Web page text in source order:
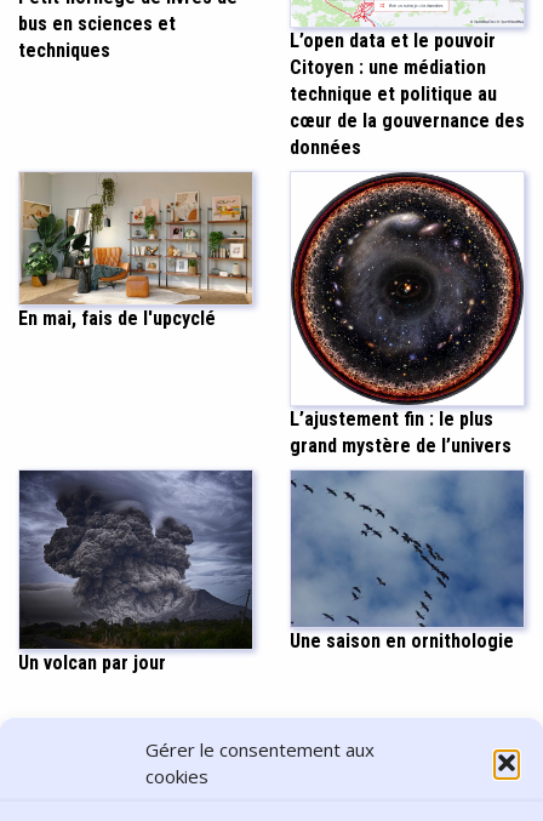
Gérer le consentement aux
cookies
bus en sciences et
techniques
L’open data et le pouvoir
Citoyen : une médiation
technique et politique au
cœur de la gouvernance des
données
En mai, fais de l'upcyclé
L’ajustement fin : le plus
grand mystère de l’univers
Un volcan par jour
Une saison en ornithologie
PARTAGER CET ARTICLE